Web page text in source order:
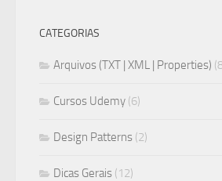
CATEGORIAS
Arquivos (TXT | XML | Properties)
Cursos Udemy (6)
Design Patterns (2)
Dicas Gerais (12)